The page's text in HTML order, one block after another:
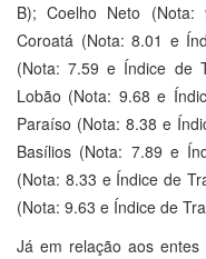
B); Coelho Neto (Nota:
Coroatá (Nota: 8.01 e
(Nota: 7.59 e Índice de
Lobão (Nota: 9.68 e
Paraíso (Nota: 8.38 e
Basílios (Nota: 7.89 e
(Nota: 8.33 e Índice de
(Nota: 9.63 e Índice de
Já em relação aos entes